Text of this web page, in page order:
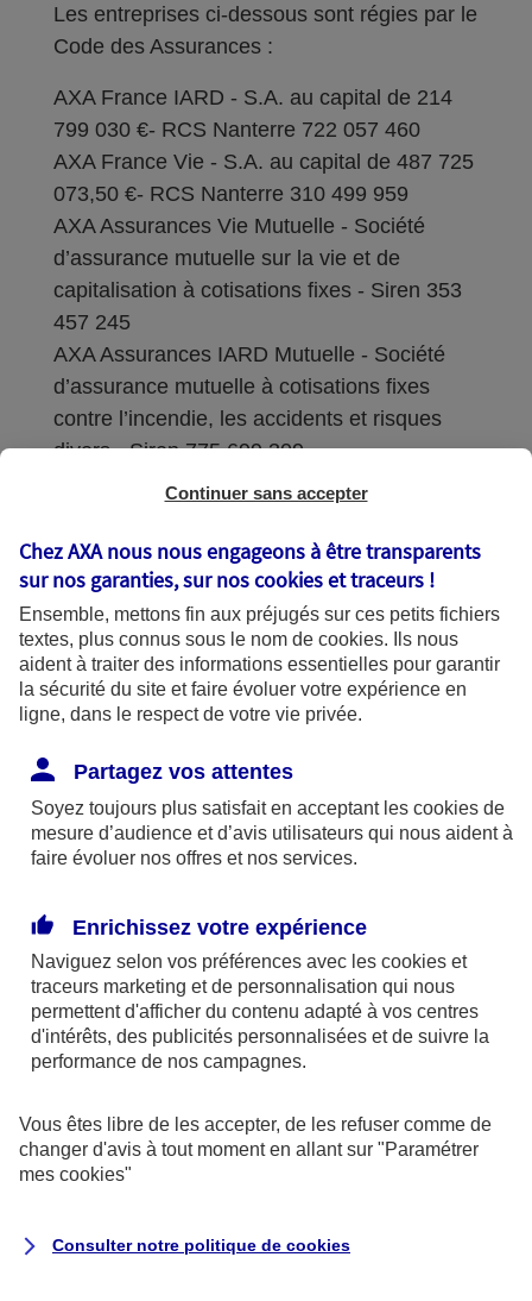
Les entreprises ci-dessous sont régies par le
Code des Assurances :
AXA France IARD - S.A. au capital de 214
799 030 €- RCS Nanterre 722 057 460
AXA France Vie - S.A. au capital de 487 725
073,50 €- RCS Nanterre 310 499 959
AXA Assurances Vie Mutuelle - Société
d’assurance mutuelle sur la vie et de
capitalisation à cotisations fixes - Siren 353
457 245
AXA Assurances IARD Mutuelle - Société
d’assurance mutuelle à cotisations fixes
contre l’incendie, les accidents et risques
divers - Siren 775 699 309
Sièges sociaux : 313 Terrasses de l’Arche –
Coordonnées de l'Autorité de contrôle
prudentiel et de résolution (ACPR) : - 4
Place de Budapest - CS 92459 - 75436
Paris Cedex 09. Le détail des procédures de
recours et de réclamation et les
disponibles sur le site axa.fr.
AXA France IARD et AXA France Vie sont
mandataires exclusifs en opérations de
246 et n°13 005 764 (consultable
surwww.orias.fr)
AXA Assistance France Assurances,
S.A au capital de 51 429 430,40 €,
Siège social :
8-10, rue Paul Vaillant Couturier
Continuer sans accepter
Chez AXA nous nous engageons à être transparents
sur nos garanties, sur noscookies et traceurs !
Ensemble, mettons fin aux préjugés sur ces petits fichiers
textes, plus connus sous le nom de cookies. Ils nous
aident à traiter des informations essentielles pour garantir
la sécurité du site et faire évoluer votre expérience en
ligne, dans le respect de votre vie privée.
Partagez vos attentes
Soyez toujours plus satisfait en acceptant les cookies de
mesure d’audience et d’avis utilisateurs qui nous aident à
faire évoluer nos offres et nos services.
Enrichissez votre expérience
Naviguez selon vos préférences avec les cookies et
traceurs marketing et de personnalisation qui nous
permettent d'afficher du contenu adapté à vos centres
d'intérêts, des publicités personnalisées et de suivre la
performance de nos campagnes.
Vous êtes libre de les accepter, de les refuser comme de
changer d'avis à tout moment en allant sur "Paramétrer
mes cookies"
Consulter notre politique de cookies